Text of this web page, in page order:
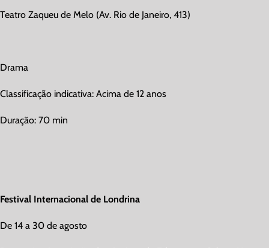
Teatro Zaqueu de Melo (Av. Rio de Janeiro, 413)
Drama
Classificação indicativa: Acima de 12 anos
Duração: 70 min
Festival Internacional de Londrina
De 14 a 30 de agosto